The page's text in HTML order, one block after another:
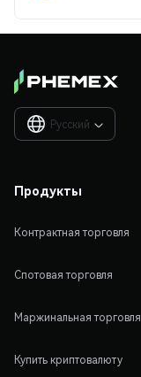
Русский 
Продукты
Контрактная торговля
Спотовая торговля
Маржинальная торговля
Купить криптовалюту